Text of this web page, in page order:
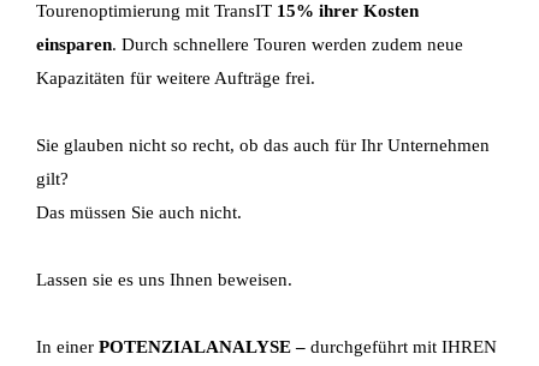
Tourenoptimierung mit TransIT 15% ihrer Kosten
einsparen. Durch schnellere Touren werden zudem neue
Kapazitäten für weitere Aufträge frei.
Sie glauben nicht so recht, ob das auch für Ihr Unternehmen
gilt?
Das müssen Sie auch nicht.
Lassen sie es uns Ihnen beweisen.
In einer POTENZIALANALYSE – durchgeführt mit IHREN